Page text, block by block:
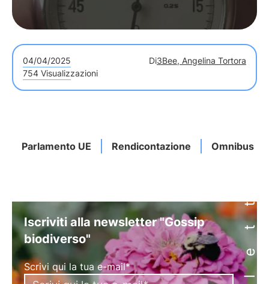
04/04/2025 Di3Bee, Angelina Tortora
754 Visualizzazioni
Parlamento UE Rendicontazione Omnibus
Iscriviti alla newsletter "Gossip
biodiverso"
Scrivi qui la tua e-mail*